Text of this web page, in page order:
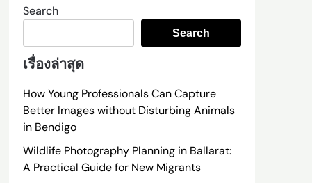
Search
Search
เรื่องล่าสุด
How Young Professionals Can Capture
Better Images without Disturbing Animals
in Bendigo
Wildlife Photography Planning in Ballarat:
A Practical Guide for New Migrants